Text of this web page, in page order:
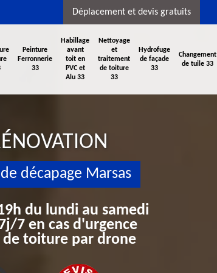
Déplacement et devis gratuits
Peinture
Ferronnerie
33
Habillage
avant
toit en
PVC et
Alu 33
Nettoyage
et
traitement
de toiture
33
Hydrofuge
de façade
33
Changement
de tuile 33
décapage Marsas
du lundi au samedi
7 en cas d'urgence
toiture par drone